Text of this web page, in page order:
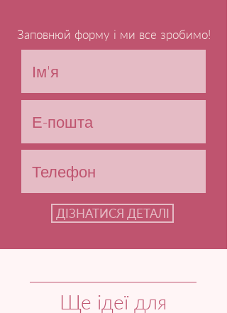
Заповнюй форму і ми все зробимо!
ДІЗНАТИСЯ ДЕТАЛІ
Ще ідеї для